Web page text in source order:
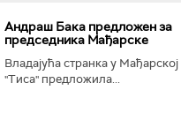
Андраш Бакa предложен за
председника Мађарске
Владајућа странка у Мађарској
"Тиса" предложила...